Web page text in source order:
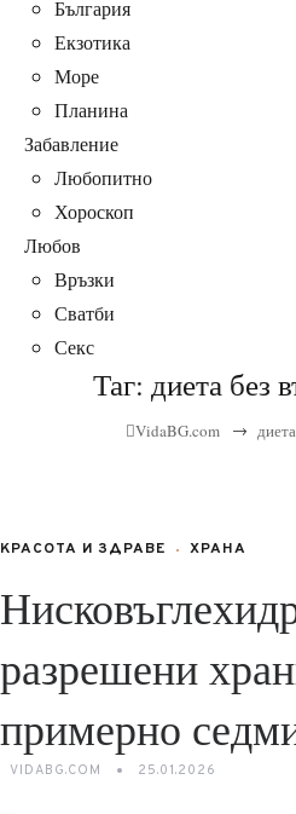
България
Екзотика
Море
Планина
Забавление
Любопитно
Хороскоп
Любов
Връзки
Сватби
Секс
Таг: диета без
VidaBG.com →
КРАСОТА И ЗДРАВЕ ХРАНА
разрешени
примерно
VIDABG.COM 25.01.2026